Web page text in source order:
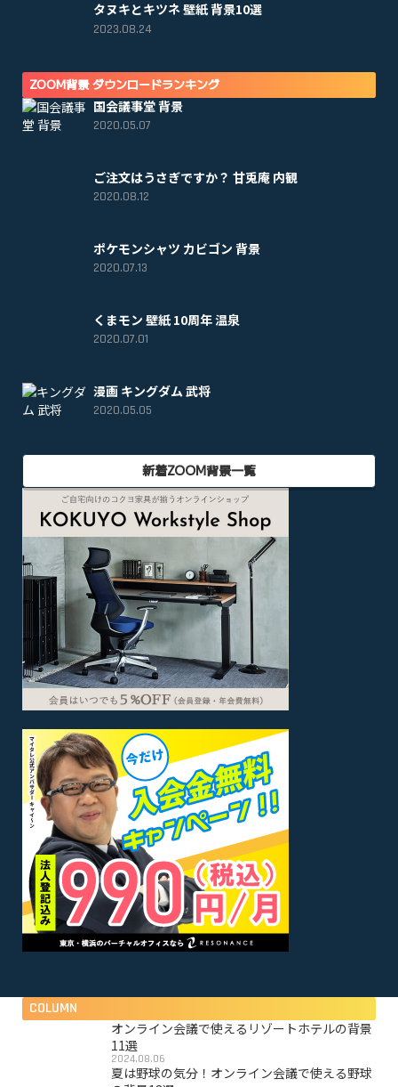
タヌキとキツネ 壁紙 背景10選
2023.08.24
ZOOM背景 ダウンロードランキング
国会議事堂 背景
2020.05.07
ご注文はうさぎですか？ 甘兎庵 内観
2020.08.12
ポケモンシャツ カビゴン 背景
2020.07.13
くまモン 壁紙 10周年 温泉
2020.07.01
漫画 キングダム 武将
2020.05.05
新着ZOOM背景一覧
COLUMN
オンライン会議で使えるリゾートホテルの背景
11選
2024.08.06
夏は野球の気分！オンライン会議で使える野球